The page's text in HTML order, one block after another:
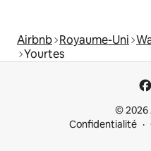
Airbnb Royaume-Uni
Yourtes
© 2026
Confidentialité